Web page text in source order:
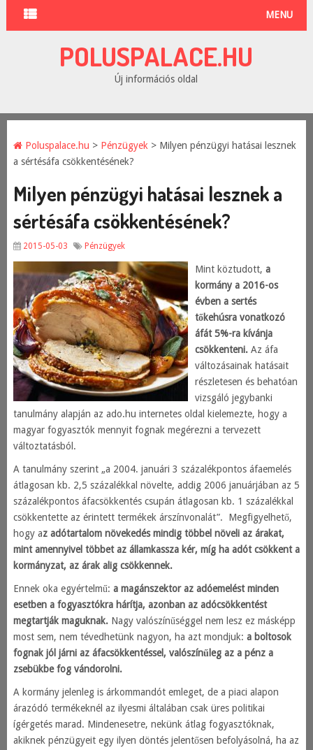
MENU
POLUSPALACE.HU
Új információs oldal
Poluspalace.hu > Pénzügyek > Milyen pénzügyi hatásai lesznek
a sértésáfa csökkentésének?
Milyen pénzügyi hatásai lesznek a
sértésáfa csökkentésének?
2015-05-03 Pénzügyek
Mint köztudott, a
kormány a 2016-os
évben a sertés
tőkehúsra vonatkozó
áfát 5%-ra kívánja
csökkenteni.Az áfa
változásainak hatásait
részletesen és behatóan
vizsgáló jegybanki
tanulmány alapján az ado.hu internetes oldal kielemezte, hogy a
magyar fogyasztók mennyit fognak megérezni a tervezett
változtatásból.
A tanulmány szerint „a 2004. januári 3 százalékpontos áfaemelés
átlagosan kb. 2,5 százalékkal növelte, addig 2006 januárjában az 5
százalékpontos áfacsökkentés csupán átlagosan kb. 1 százalékkal
csökkentette az érintett termékek árszínvonalát”. Megfigyelhető,
hogy az adótartalom növekedés mindig többel növeli az árakat,
mint amennyivel többet az államkassza kér, míg ha adót csökkent a
kormányzat, az árak alig csökkennek.
Ennek oka egyértelmű: a magánszektor az adóemelést minden
esetben a fogyasztókra hárítja, azonban az adócsökkentést
megtartják maguknak.Nagy valószínűséggel nem lesz ez másképp
most sem, nem tévedhetünk nagyon, ha azt mondjuk: a boltosok
fognak jól járni az áfacsökkentéssel, valószínűleg az a pénz a
zsebükbe fog vándorolni.
A kormány jelenleg is árkommandót emleget, de a piaci alapon
árazódó termékeknél az ilyesmi általában csak üres politikai
ígérgetés marad. Mindenesetre, nekünk átlag fogyasztóknak,
akiknek pénzügyeit egy ilyen döntés jelentősen befolyásolná, ha az